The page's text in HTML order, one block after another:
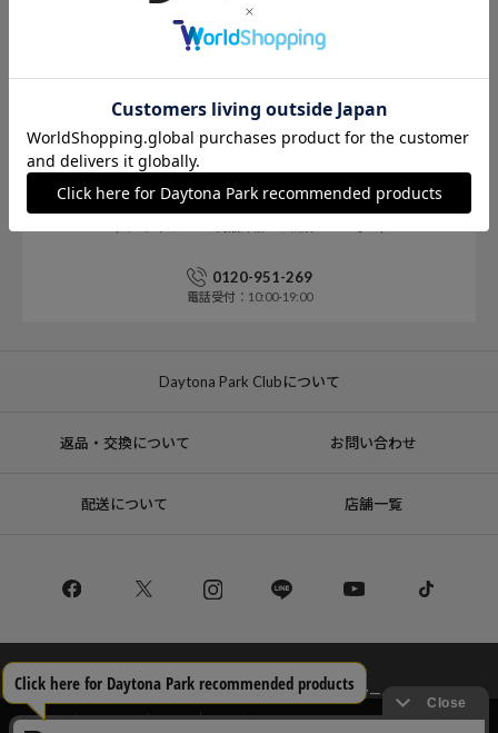
Daytona Park ONLINE 公式アプリ
デイトナパークの最新情報をイチ早くお知らせ！
チャットサポート
0120-951-269
電話受付：10:00-19:00
Daytona Park Clubについて
返品・交換について お問い合わせ
配送について 店舗一覧
コーポレートサイト リクルート
サステナブルマークについて
プライバシーポリシー
特定商取引法・古物営業法に基づく表記
当サイトでは利用体験の向上およびコンテンツの最適な提供、トラフィック